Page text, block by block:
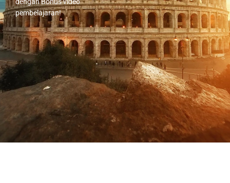
pembelajaran!